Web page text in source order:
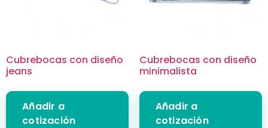
Cubrebocas con diseño
jeans
Añadir a
cotización
Cubrebocas con diseño
minimalista
Añadir a
cotización